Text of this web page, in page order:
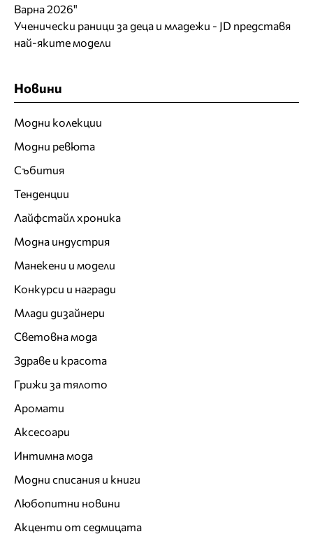
Варна 2026"
Ученически раници за деца и младежи - JD представя
най-яките модели
Новини
Модни колекции
Модни ревюта
Събития
Тенденции
Лайфстайл хроника
Модна индустрия
Манекени и модели
Конкурси и награди
Млади дизайнери
Световна мода
Здраве и красота
Грижи за тялото
Аромати
Аксесоари
Интимна мода
Модни списания и книги
Любопитни новини
Акценти от седмицата